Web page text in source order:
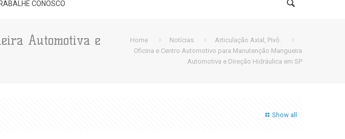
CONOSCO
Automotiva e
Home Notícias
Articulação Axial, Pivô.
Oficina e Centro Automotivo para Manutenção Mangueira
Automotiva e Direção Hidráulica em SP
Show all